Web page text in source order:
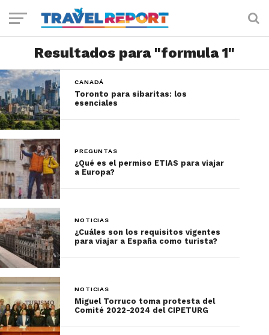
Resultados para "formula 1"
CANADÁ
Toronto para sibaritas: los
esenciales
PREGUNTAS
¿Qué es el permiso ETIAS para viajar
a Europa?
NOTICIAS
¿Cuáles son los requisitos vigentes
para viajar a España como turista?
NOTICIAS
Miguel Torruco toma protesta del
Comité 2022-2024 del CIPETURG